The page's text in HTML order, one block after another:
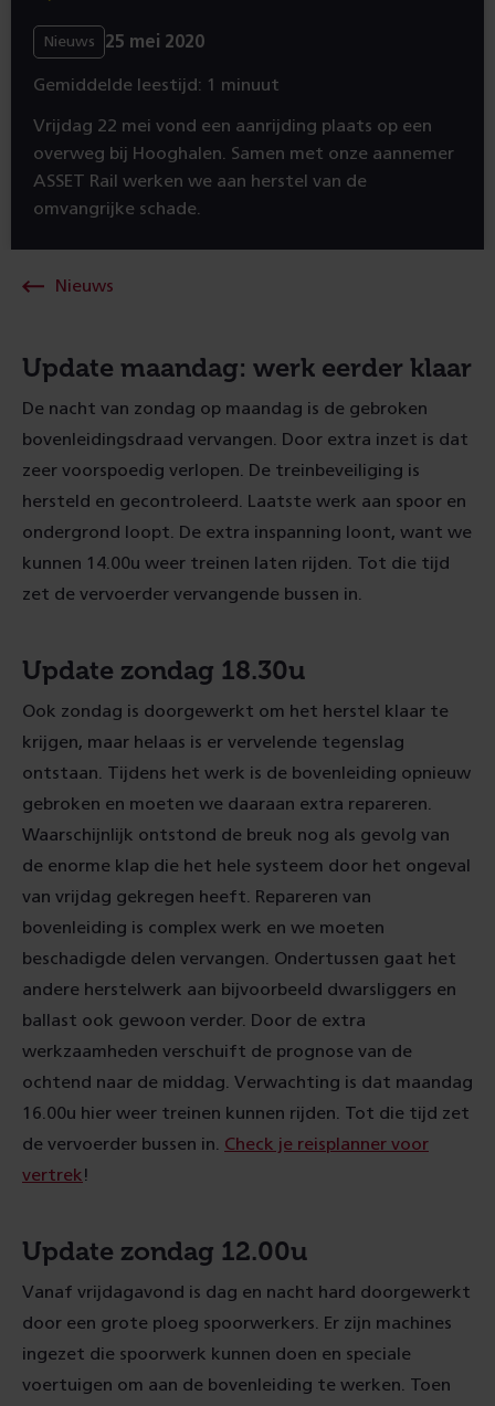
Nieuws 25 mei 2020
Gemiddelde leestijd: 1 minuut
Vrijdag 22 mei vond een aanrijding plaats op een
overweg bij Hooghalen. Samen met onze aannemer
ASSET Rail werken we aan herstel van de
omvangrijke schade.
Nieuws
Update maandag: werk eerder klaar
De nacht van zondag op maandag is de gebroken
bovenleidingsdraad vervangen. Door extra inzet is dat
zeer voorspoedig verlopen. De treinbeveiliging is
hersteld en gecontroleerd. Laatste werk aan spoor en
ondergrond loopt. De extra inspanning loont, want we
kunnen 14.00u weer treinen laten rijden. Tot die tijd
zet de vervoerder vervangende bussen in.
Update zondag 18.30u
Ook zondag is doorgewerkt om het herstel klaar te
krijgen, maar helaas is er vervelende tegenslag
ontstaan. Tijdens het werk is de bovenleiding opnieuw
gebroken en moeten we daaraan extra repareren.
Waarschijnlijk ontstond de breuk nog als gevolg van
de enorme klap die het hele systeem door het ongeval
van vrijdag gekregen heeft. Repareren van
bovenleiding is complex werk en we moeten
beschadigde delen vervangen. Ondertussen gaat het
andere herstelwerk aan bijvoorbeeld dwarsliggers en
ballast ook gewoon verder. Door de extra
werkzaamheden verschuift de prognose van de
ochtend naar de middag. Verwachting is dat maandag
16.00u hier weer treinen kunnen rijden. Tot die tijd zet
de vervoerder bussen in. Check je reisplanner voor
vertrek!
Update zondag 12.00u
Vanaf vrijdagavond is dag en nacht hard doorgewerkt
door een grote ploeg spoorwerkers. Er zijn machines
ingezet die spoorwerk kunnen doen en speciale
voertuigen om aan de bovenleiding te werken. Toen